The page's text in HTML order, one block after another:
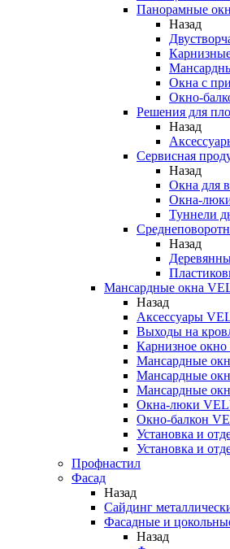
Панорамные
Назад
Окна с
Окно-
Решения для
Назад
Сервисная
Назад
Окна для
Окна-
Туннели
Назад
Мансардные окна
Назад
Аксессуары
Выходы на
Карнизное
Мансардные
Мансардные
Мансардные
Окна-люки
Окно-балкон
Установка и
Установка и
Профнастил
Фасад
Назад
Сайдинг
Фасадные и
Назад